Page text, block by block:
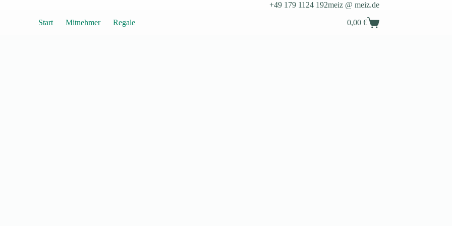
+49 179 1124 192meiz @ meiz.de
Start Mitnehmer Regale Warenkorb
0,00 €